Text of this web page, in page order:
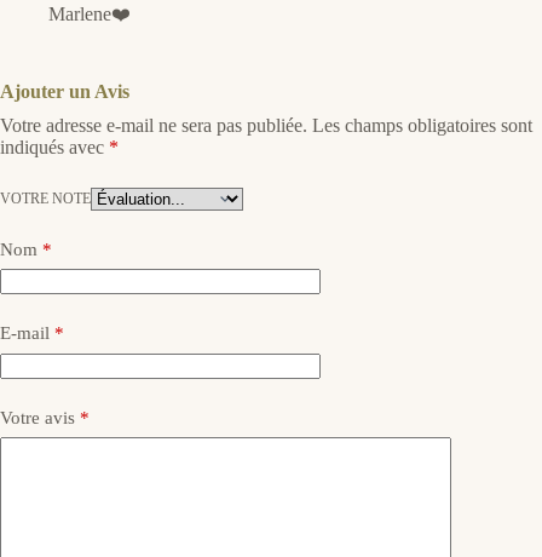
Marlene❤️
Ajouter un Avis
Votre adresse e-mail ne sera pas publiée. Les champs obligatoires sont
indiqués avec *
VOTRE NOTE
Nom *
E-mail *
Votre avis *